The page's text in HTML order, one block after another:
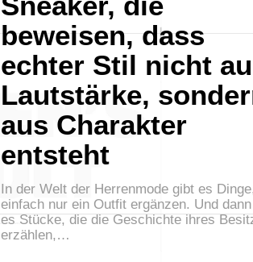
beweisen, dass
echter Stil nicht
Lautstärke,
aus Charakter
entsteht
In der Welt der Herrenmode gibt es
einfach nur ein Outfit ergänzen. Und
es Stücke, die die Geschichte ihres
erzählen,…